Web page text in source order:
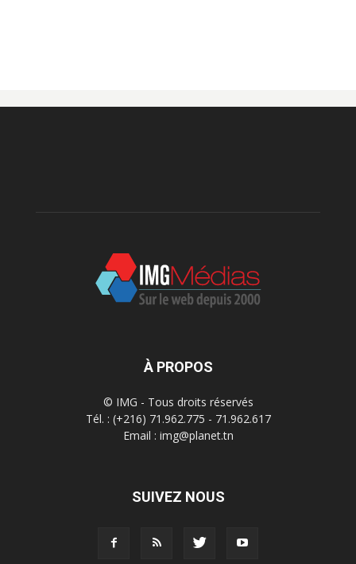
À PROPOS
© IMG - Tous droits réservés
Tél. : (+216) 71.962.775 - 71.962.617
Email : img@planet.tn
SUIVEZ NOUS